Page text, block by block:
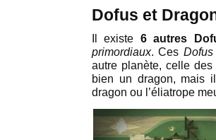
Dofus et
Il existe 6 autres
primordiaux. Ces Dofus
autre planète, celle
bien un dragon, mais
dragon ou l’éliatrope